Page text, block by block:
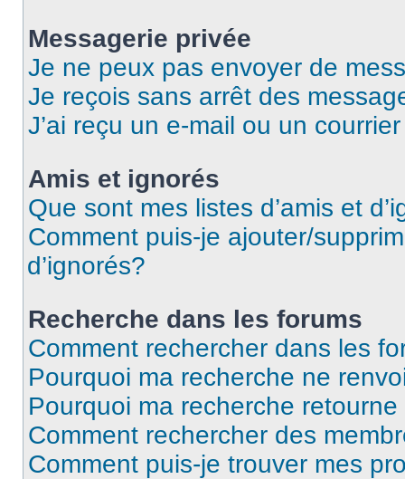
Messagerie privée
Je ne peux pas envoyer de
Je reçois sans arrêt des
J’ai reçu un e-mail ou un
Amis et ignorés
Que sont mes listes d’amis et
Comment puis-je ajouter/
d’ignorés?
Recherche dans les forums
Comment rechercher dans les
Pourquoi ma recherche ne
Pourquoi ma recherche
Comment rechercher des
Comment puis-je trouver mes